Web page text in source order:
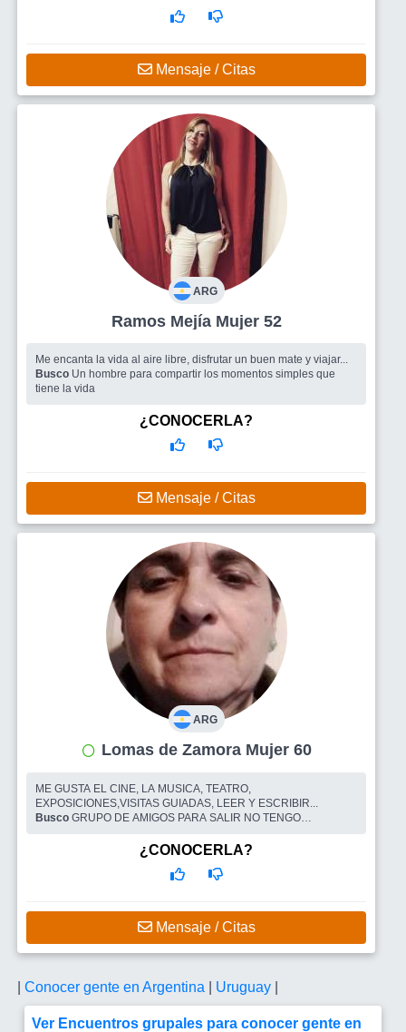
Mensaje / Citas
ARG
Ramos Mejía Mujer 52
Me encanta la vida al aire libre, disfrutar un buen mate y viajar...
Busco Un hombre para compartir los momentos simples que
tiene la vida
¿CONOCERLA?
Mensaje / Citas
ARG
Lomas de Zamora Mujer 60
ME GUSTA EL CINE, LA MUSICA, TEATRO,
EXPOSICIONES,VISITAS GUIADAS, LEER Y ESCRIBIR...
Busco GRUPO DE AMIGOS PARA SALIR NO TENGO
¿CONOCERLA?
Mensaje / Citas
Conocer gente en Argentina Uruguay
Ver Encuentros grupales para conocer gente en